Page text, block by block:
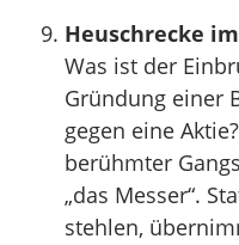
Heuschrecke
Was ist der
Gründung einer
gegen eine
berühmter
„das Messer“.
stehlen,